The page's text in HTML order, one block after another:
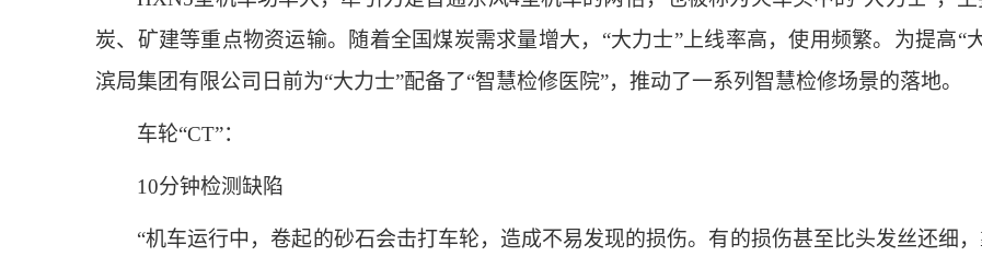
炭、矿建等重点物资运输。随着全国煤炭需求量增大，“大力士”上线率高，使用频繁。为提高“
滨局集团有限公司日前为“大力士”配备了“智慧检修医院”，推动了一系列智慧检修场景的落地。
车轮“CT”：
10分钟检测缺陷
“机车运行中，卷起的砂石会击打车轮，造成不易发现的损伤。有的损伤甚至比头发丝还细